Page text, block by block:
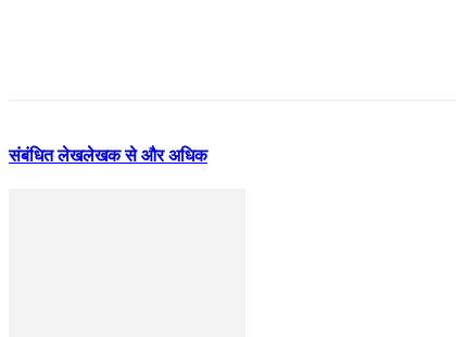
संबंधित लेखलेखक से और अधिक